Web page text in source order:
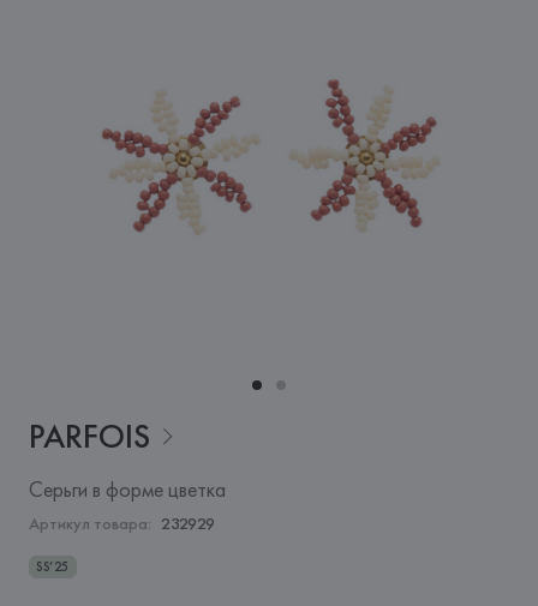
PARFOIS
Серьги в форме цветка
Артикул товара: 232929
SS’25